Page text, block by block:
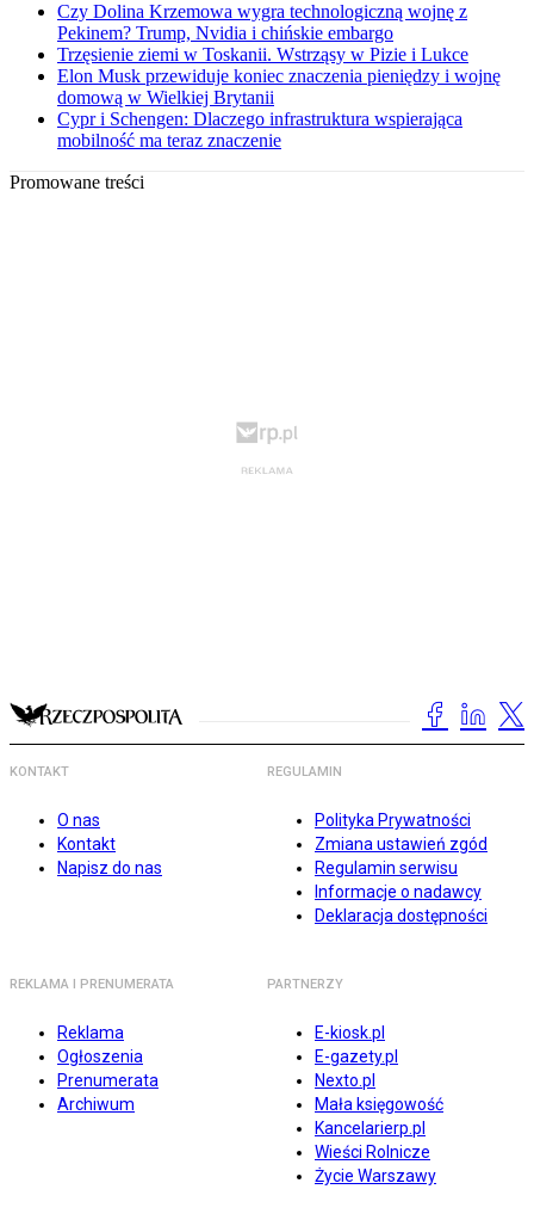
Czy Dolina Krzemowa wygra technologiczną wojnę z
Pekinem? Trump, Nvidia i chińskie embargo
Trzęsienie ziemi w Toskanii. Wstrząsy w Pizie i Lukce
Elon Musk przewiduje koniec znaczenia pieniędzy i wojnę
domową w Wielkiej Brytanii
Cypr i Schengen: Dlaczego infrastruktura wspierająca
mobilność ma teraz znaczenie
Promowane treści
KONTAKT
O nas
Kontakt
Napisz do nas
REGULAMIN
Polityka Prywatności
Zmiana ustawień zgód
Regulamin serwisu
Informacje o nadawcy
Deklaracja dostępności
REKLAMA I PRENUMERATA
Reklama
Ogłoszenia
Prenumerata
Archiwum
PARTNERZY
E-kiosk.pl
E-gazety.pl
Nexto.pl
Mała księgowość
Kancelarierp.pl
Wieści Rolnicze
Życie Warszawy